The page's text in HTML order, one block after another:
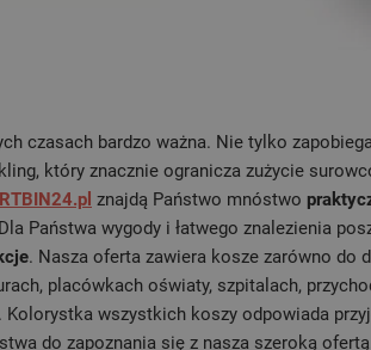
czasach bardzo ważna. Nie tylko
który znacznie ogranicza zużycie
znajdą Państwo mnóstwo
Państwa wygody i łatwego znalezienia
. Nasza oferta zawiera kosze zarówno do
placówkach oświaty, szpitalach,
wszystkich koszy odpowiada
do zapoznania się z nasza szeroką